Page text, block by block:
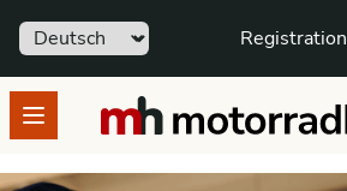
Sprache Registration
Open menumotorradhandel.ch